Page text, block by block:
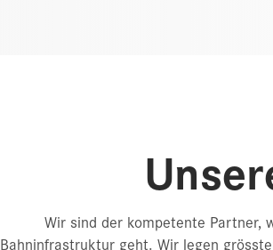
Wir sind der kompetente Partner,
Bahninfrastruktur geht. Wir legen